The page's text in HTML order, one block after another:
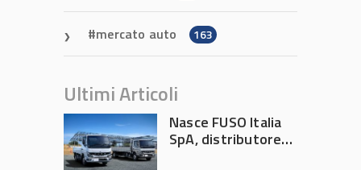
mercato auto 163
Ultimi Articoli
Nasce FUSO Italia
SpA, distributore